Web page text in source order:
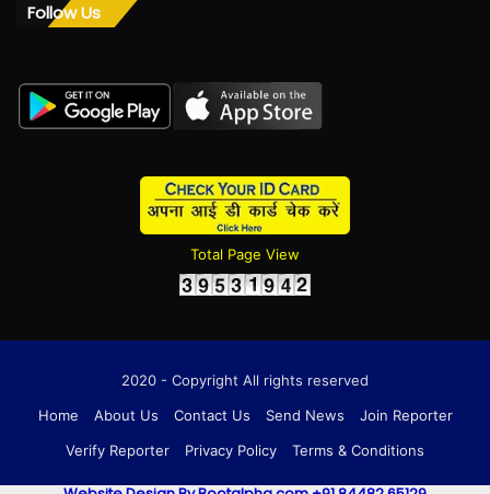
Follow Us
Total Page View
2020 - Copyright All rights reserved
Home
About Us Contact Us Send News
Join Reporter
Verify Reporter
Privacy Policy Terms & Conditions